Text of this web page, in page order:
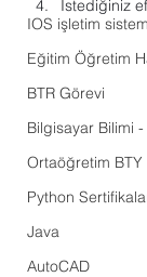
IOS işletim
Eğitim Öğretim
BTR Görevi
Bilgisayar Bilimi -
Ortaöğretim BTY
Python
Java
AutoCAD
İstediğiniz